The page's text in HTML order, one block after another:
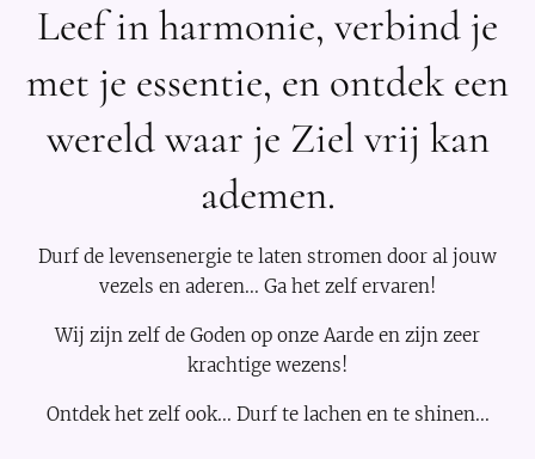
Leef in harmonie, verbind je
met je essentie, en ontdek een
wereld waar je Ziel vrij kan
ademen.
Durf de levensenergie te laten stromen door al jouw
vezels en aderen... Ga het zelf ervaren!
Wij zijn zelf de Goden op onze Aarde en zijn zeer
krachtige wezens!
Ontdek het zelf ook... Durf te lachen en te shinen...